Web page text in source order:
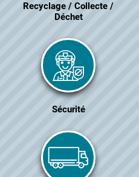
Recyclage / Collecte /
Déchet
Sécurité